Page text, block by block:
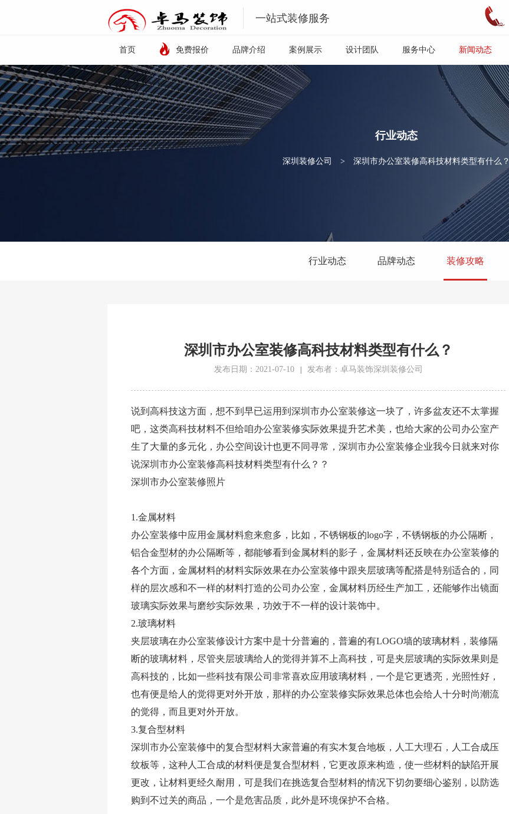
一站式装修服务
首页 免费报价 品牌介绍 案例展示 设计团队 服务中心 新闻动态
行业动态
深圳装修公司 > 深圳市办公室装修高科技材料类型有什么？
行业动态 品牌动态 装修攻略
深圳市办公室装修高科技材料类型有什么？
发布日期：2021-07-10 发布者：卓马装饰深圳装修公司
说到高科技这方面，想不到早已运用到深圳市办公室装修这一块了，许多盆友还不太掌握
吧，这类高科技材料不但给咱办公室装修实际效果提升艺术美，也给大家的公司办公室产
生了大量的多元化，办公空间设计也更不同寻常，深圳市办公室装修企业我今日就来对你
说深圳市办公室装修高科技材料类型有什么？？
深圳市办公室装修照片
1.金属材料
办公室装修中应用金属材料愈来愈多，比如，不锈钢板的logo字，不锈钢板的办公隔断，
铝合金型材的办公隔断等，都能够看到金属材料的影子，金属材料还反映在办公室装修的
各个方面，金属材料的材料实际效果在办公室装修中跟夹层玻璃等配搭是特别适合的，同
样的层次感和不一样的材料打造的公司办公室，金属材料历经生产加工，还能够作出镜面
玻璃实际效果与磨纱实际效果，功效于不一样的设计装饰中。
2.玻璃材料
夹层玻璃在办公室装修设计方案中是十分普遍的，普遍的有LOGO墙的玻璃材料，装修隔
断的玻璃材料，尽管夹层玻璃给人的觉得并算不上高科技，可是夹层玻璃的实际效果则是
高科技的，比如一些科技有限公司非常喜欢应用玻璃材料，一个是它更透亮，光照性好，
也有便是给人的觉得更对外开放，那样的办公室装修实际效果总体也会给人十分时尚潮流
的觉得，而且更对外开放。
3.复合型材料
深圳市办公室装修中的复合型材料大家普遍的有实木复合地板，人工大理石，人工合成压
纹板等，这种人工合成的材料便是复合型材料，它更改原来构造，使一些材料的缺陷开展
更改，让材料更经久耐用，可是我们在挑选复合型材料的情况下切勿要细心鉴别，以防选
购到不过关的商品，一个是危害品质，此外是环境保护不合格。
福田写字楼装修(图文) 幼儿园装修设计(图文)